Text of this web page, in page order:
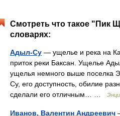
Смотреть что такое "Пик
словарях:
Адыл-Су — ущелье и река на
приток реки Баксан. Ущелье
ущелья немного выше поселка
Су, его доступность, обилие
сделали его отличным… …
Иванов, Валентин Андреевич